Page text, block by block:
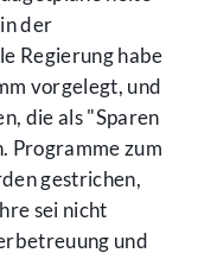
der
Regierung habe
vorgelegt, und
die als "Sparen
Programme zum
gestrichen,
sei nicht
und